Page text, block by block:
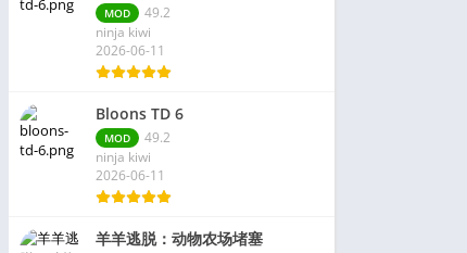
MOD
49.2
ninja kiwi
2026-06-11
Bloons TD 6
MOD
49.2
ninja kiwi
2026-06-11
羊羊逃脱：动物农场堵塞